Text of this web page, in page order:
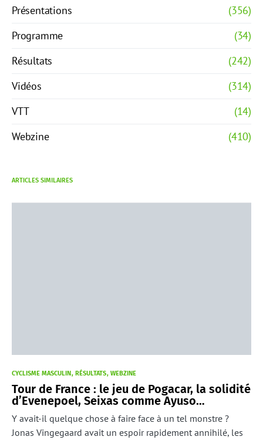
Présentations
(356)
Programme
(34)
Résultats
(242)
Vidéos
(314)
VTT
(14)
Webzine
(410)
ARTICLES SIMILAIRES
CYCLISME MASCULIN RÉSULTATS WEBZINE
Tour de France : le jeu de Pogacar, la solidité
d’Evenepoel, Seixas comme Ayuso…
Y avait-il quelque chose à faire face à un tel monstre ?
Jonas Vingegaard avait un espoir rapidement annihilé, les